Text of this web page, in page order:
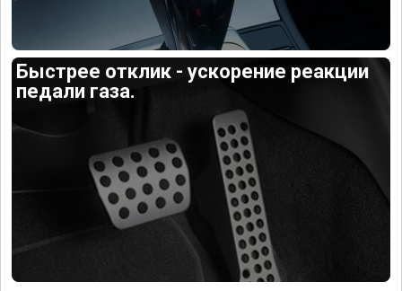
Быстрее отклик - ускорение реакции
педали газа.